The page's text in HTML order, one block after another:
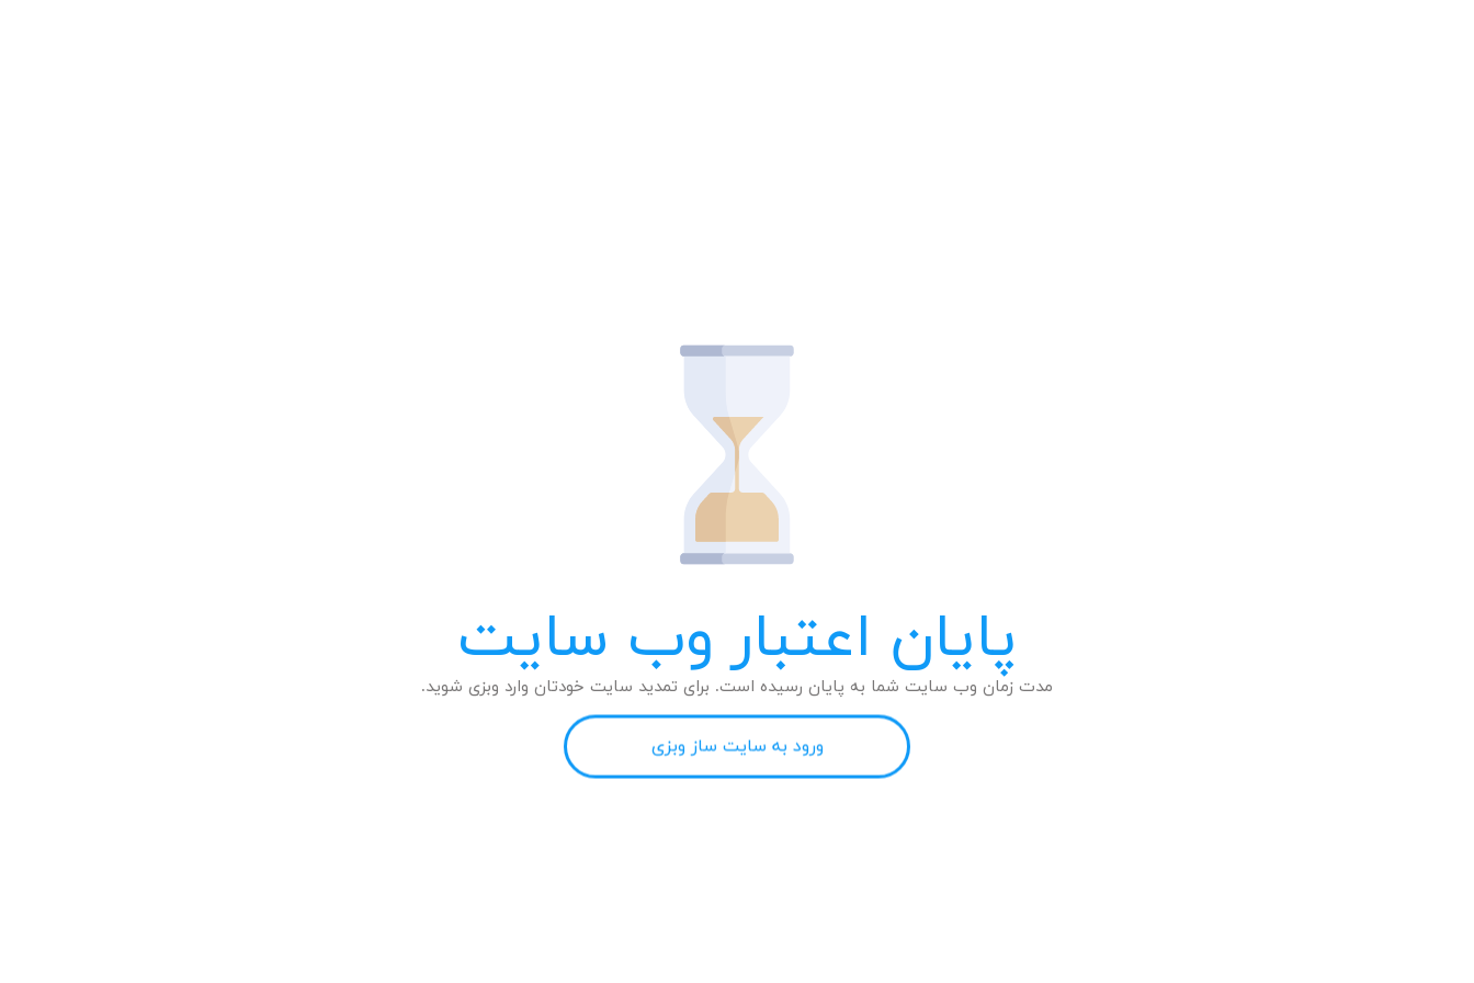
پایان اعتبار وب سایت
مدت زمان وب سایت شما به پایان رسیده است. برای تمدید سایت خودتان وارد وبزی شوید.
ورود به سایت ساز وبزی